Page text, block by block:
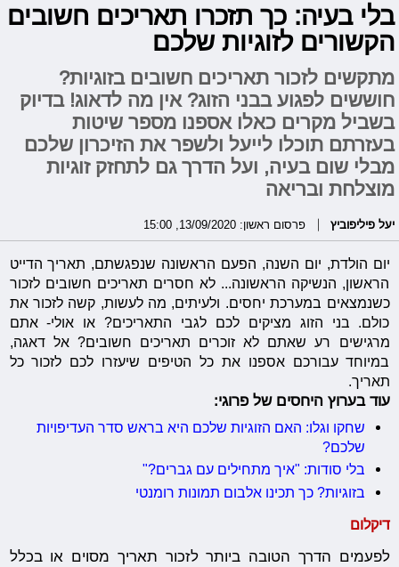
בלי בעיה: כך תזכרו תאריכים חשובים
הקשורים לזוגיות שלכם
מתקשים לזכור תאריכים חשובים בזוגיות?
חוששים לפגוע בבני הזוג? אין מה לדאוג! בדיוק
בשביל מקרים כאלו אספנו מספר שיטות
בעזרתם תוכלו לייעל ולשפר את הזיכרון שלכם
מבלי שום בעיה, ועל הדרך גם לתחזק זוגיות
מוצלחת ובריאה
יעל פיליפוביץ פרסום ראשון: 13/09/2020, 15:00
יום הולדת, יום השנה, הפעם הראשונה שנפגשתם, תאריך הדייט
הראשון, הנשיקה הראשונה... לא חסרים תאריכים חשובים לזכור
כשנמצאים במערכת יחסים. ולעיתים, מה לעשות, קשה לזכור את
כולם. בני הזוג מציקים לכם לגבי התאריכים? או אולי- אתם
מרגישים רע שאתם לא זוכרים תאריכים חשובים? אל דאגה,
במיוחד עבורכם אספנו את כל הטיפים שיעזרו לכם לזכור כל
תאריך.
עוד בערוץ היחסים של פרוגי:
שחקו וגלו: האם הזוגיות שלכם היא בראש סדר העדיפויות
שלכם?
בלי סודות: "איך מתחילים עם גברים?"
בזוגיות? כך תכינו אלבום תמונות רומנטי
דיקלום
לפעמים הדרך הטובה ביותר לזכור תאריך מסוים או בכלל